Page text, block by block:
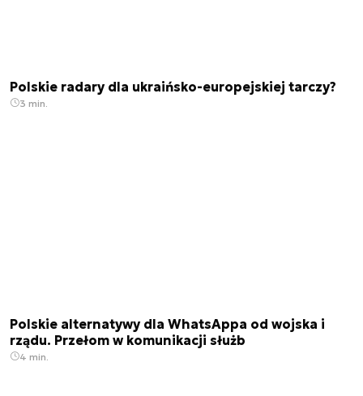
Polskie radary dla ukraińsko-europejskiej tarczy?
3 min.
Polskie alternatywy dla WhatsAppa od wojska i
rządu. Przełom w komunikacji służb
4 min.